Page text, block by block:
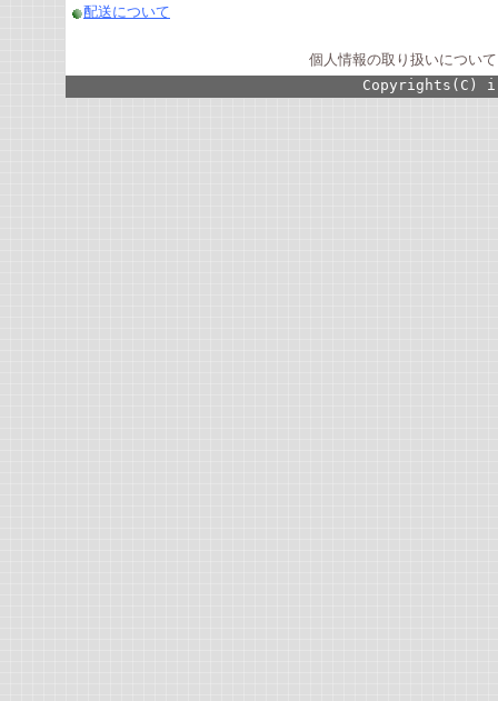
配送について
個人情報の取り扱いについて
Copyrights(C)